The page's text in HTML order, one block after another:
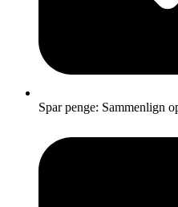
Spar penge: Sammenlign